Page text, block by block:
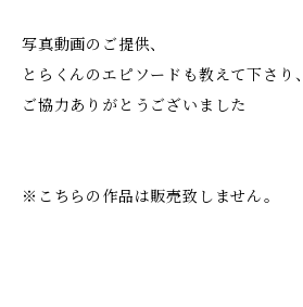
写真動画のご提供、
とらくんのエピソードも教えて下さり、
ご協力ありがとうございました
※こちらの作品は販売致しません。